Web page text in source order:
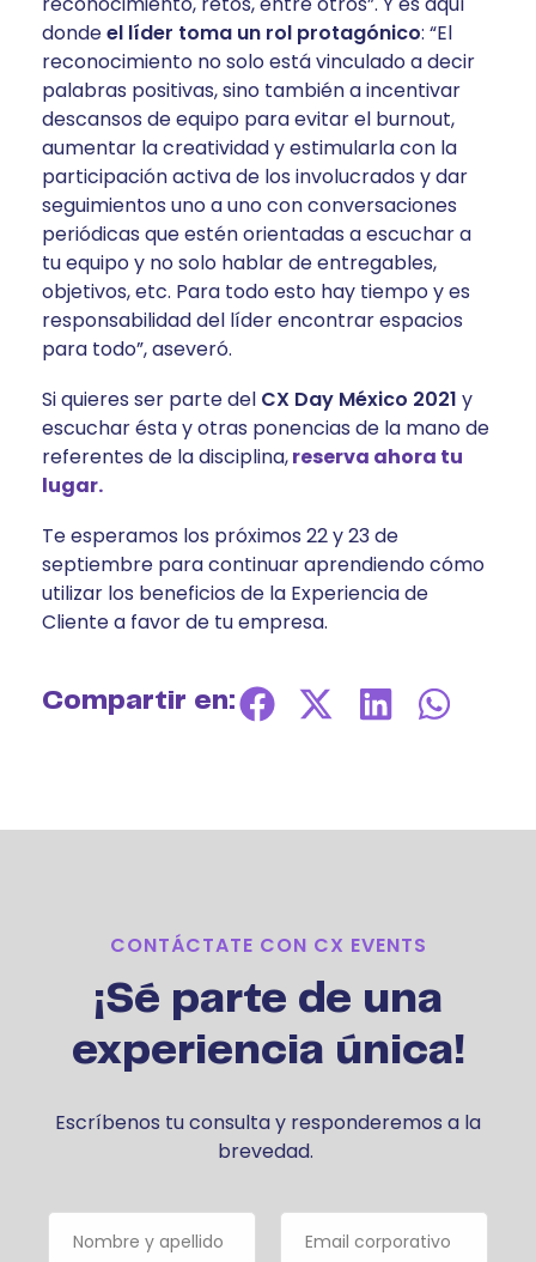
dondeel líder toma un rol protagónico: “El
reconocimiento no solo está vinculado a decir
palabras positivas, sino también a incentivar
descansos de equipo para evitar el burnout,
aumentar la creatividad y estimularla con la
participación activa de los involucrados y dar
seguimientos uno a uno con conversaciones
periódicas que estén orientadas a escuchar a
tu equipo y no solo hablar de entregables,
objetivos, etc. Para todo esto hay tiempo y es
responsabilidad del líder encontrar espacios
para todo”, aseveró.
Si quieres ser parte del CX Day México 2021 y
escuchar ésta y otras ponencias de la mano de
referentes de la disciplina,reserva ahora tu
lugar.
Te esperamos los próximos 22 y 23 de
septiembre para continuar aprendiendo cómo
utilizar los beneficios de la Experiencia de
Cliente a favor de tu empresa.
Compartir en:
CONTÁCTATE CON CX EVENTS
¡Sé parte de una
experiencia única!
Escríbenos tu consulta y responderemos a la
brevedad.